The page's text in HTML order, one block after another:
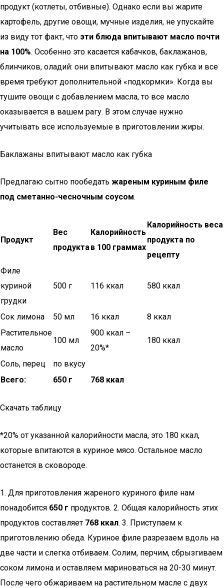
продукт (котлеты, отбивные). Однако если вы жарите
картофель, другие овощи, мучные изделия, не упускайте
из виду тот факт, что эти блюда впитывают масло почти
на 100%. Особенно это касается кабачков, баклажанов,
блинчиков, оладий: они впитывают масло как губка и все
время требуют дополнительной «подкормки». Когда вы
тушите овощи с добавлением масла, то все масло
оказывается в вашем рагу. В этом случае нужно
учитывать все используемые в приготовлении жиры.
Баклажаны впитывают масло как губка
Предлагаю сытно пообедать жареным куриным филе
под сметанно-чесночным соусом.
Продукт
Вес
продукта
Калорийность
в 100 граммах
Калорийность веса
продукта по
рецепту
Филе
куриной
грудки
500 г 116 ккал 580 ккал
Сок лимона 50 мл 16 ккал
8 ккал
Растительное
масло
100 мл
900 ккал –
20%*
180 ккал
Соль, перец
по вкусу
Всего:
650 г 768 ккал
Скачать таблицу
*20% от указанной калорийности масла, это 180 ккал,
которые впитаются в куриное мясо. Остальное масло
останется в сковороде.
1. Для приготовления жареного куриного филе нам
понадобится 650 г продуктов. 2. Общая калорийность этих
продуктов составляет 768 ккал. 3. Приступаем к
приготовлению обеда. Куриное филе разрезаем вдоль на
две части и слегка отбиваем. Солим, перчим, сбрызгиваем
соком лимона и оставляем мариноваться на 20-30 минут.
После чего обжариваем на растительном масле с двух